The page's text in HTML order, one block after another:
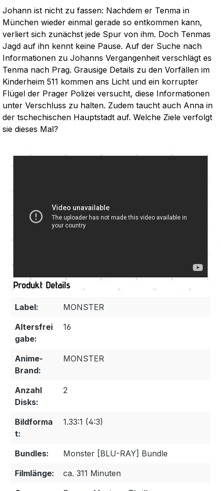
Johann ist nicht zu fassen: Nachdem er Tenma in
München wieder einmal gerade so entkommen kann,
verliert sich zunächst jede Spur von ihm. Doch Tenmas
Jagd auf ihn kennt keine Pause. Auf der Suche nach
Informationen zu Johanns Vergangenheit verschlägt es
Tenma nach Prag. Grausige Details zu den Vorfällen im
Kinderheim 511 kommen ans Licht und ein korrupter
Flügel der Prager Polizei versucht, diese Informationen
unter Verschluss zu halten. Zudem taucht auch Anna in
der tschechischen Hauptstadt auf. Welche Ziele verfolgt
sie dieses Mal?
Produkt Details
Label:
MONSTER
Altersfrei
gabe:
16
Anime-
Brand:
MONSTER
Anzahl
Disks:
2
Bildforma
t:
1.33:1 (4:3)
Bundles:
Monster [BLU-RAY] Bundle
Filmlänge:
ca. 311 Minuten